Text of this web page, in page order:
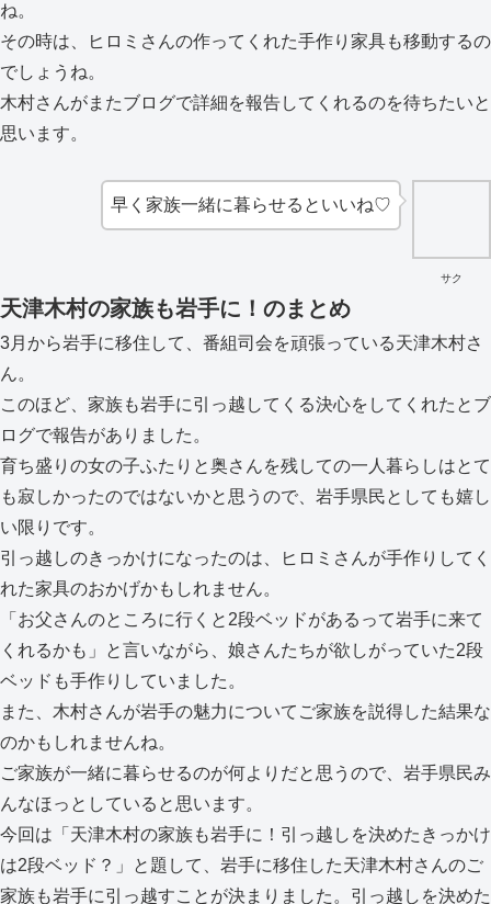
ね。
その時は、ヒロミさんの作ってくれた手作り家具も移動するの
でしょうね。
木村さんがまたブログで詳細を報告してくれるのを待ちたいと
思います。
サク
早く家族一緒に暮らせるといいね♡
天津木村の家族も岩手に！のまとめ
3月から岩手に移住して、番組司会を頑張っている天津木村さ
ん。
このほど、家族も岩手に引っ越してくる決心をしてくれたとブ
ログで報告がありました。
育ち盛りの女の子ふたりと奥さんを残しての一人暮らしはとて
も寂しかったのではないかと思うので、岩手県民としても嬉し
い限りです。
引っ越しのきっかけになったのは、ヒロミさんが手作りしてく
れた家具のおかげかもしれません。
「お父さんのところに行くと2段ベッドがあるって岩手に来て
くれるかも」と言いながら、娘さんたちが欲しがっていた2段
ベッドも手作りしていました。
また、木村さんが岩手の魅力についてご家族を説得した結果な
のかもしれませんね。
ご家族が一緒に暮らせるのが何よりだと思うので、岩手県民み
んなほっとしていると思います。
今回は「天津木村の家族も岩手に！引っ越しを決めたきっかけ
は2段ベッド？」と題して、岩手に移住した天津木村さんのご
家族も岩手に引っ越すことが決まりました。引っ越しを決めた